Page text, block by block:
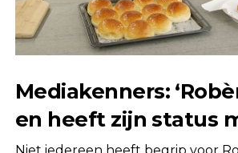
Mediakenners:
en heeft zijn status